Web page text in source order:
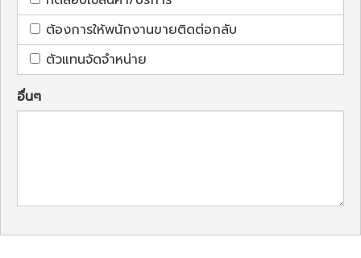
ต้องการให้พนักงานขายติดต่อกลับ
ตัวแทนจัดจำหน่าย
อื่นๆ